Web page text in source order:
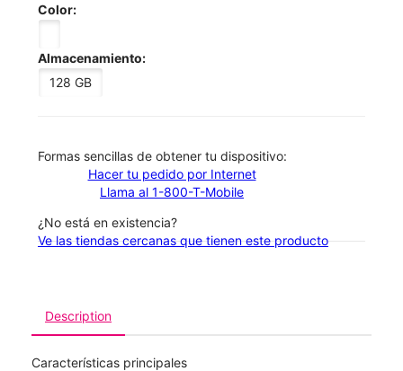
Color:
Almacenamiento:
128 GB
​​​​​​​Formas sencillas de obtener tu dispositivo:
Hacer tu pedido por Internet
Llama al 1-800-T-Mobile
¿No está en existencia?
Ve las tiendas cercanas que tienen este producto
Description
Características principales